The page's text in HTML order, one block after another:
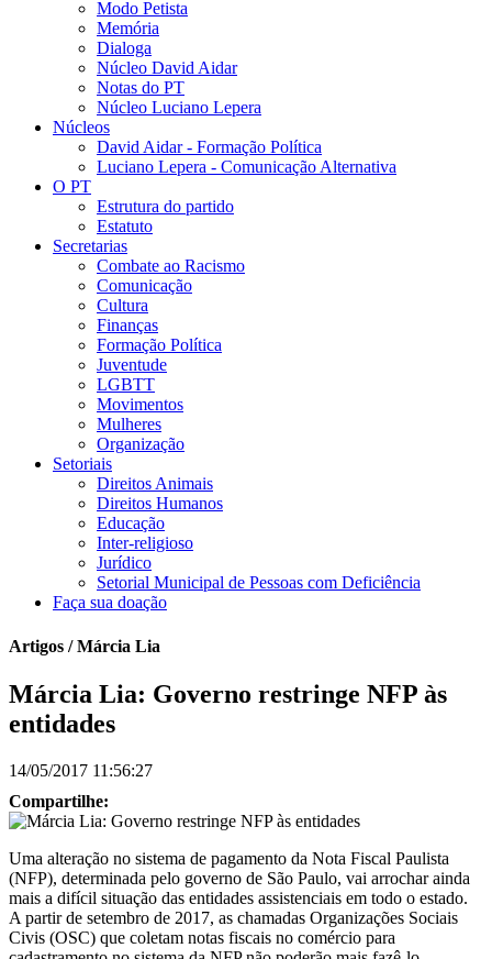
Modo Petista
Memória
Dialoga
Núcleo David Aidar
Notas do PT
Núcleo Luciano Lepera
Núcleos
David Aidar - Formação Política
Luciano Lepera - Comunicação Alternativa
O PT
Estrutura do partido
Estatuto
Secretarias
Combate ao Racismo
Comunicação
Cultura
Finanças
Formação Política
Juventude
LGBTT
Movimentos
Mulheres
Organização
Setoriais
Direitos Animais
Direitos Humanos
Educação
Inter-religioso
Jurídico
Setorial Municipal de Pessoas com Deficiência
Faça sua doação
Artigos / Márcia Lia
Márcia Lia: Governo restringe NFP às
entidades
14/05/2017 11:56:27
Compartilhe:
Uma alteração no sistema de pagamento da Nota Fiscal Paulista
(NFP), determinada pelo governo de São Paulo, vai arrochar ainda
mais a difícil situação das entidades assistenciais em todo o estado.
A partir de setembro de 2017, as chamadas Organizações Sociais
Civis (OSC) que coletam notas fiscais no comércio para